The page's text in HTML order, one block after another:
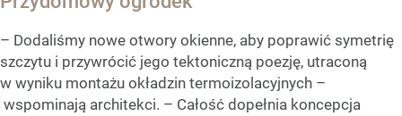
– Dodaliśmy nowe otwory okienne, aby poprawić symetrię
szczytu i przywrócić jego tektoniczną poezję, utraconą
w wyniku montażu okładzin termoizolacyjnych –
wspominają architekci. – Całość dopełnia koncepcja